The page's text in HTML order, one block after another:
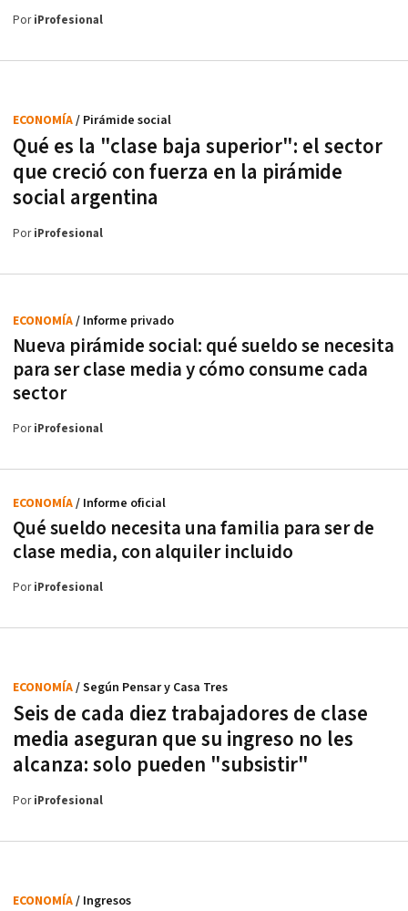
PoriProfesional
Qué es la "clase baja superior": el sector
que creció con fuerza en la pirámide
social argentina
ECONOMÍA/ Pirámide social
PoriProfesional
Nueva pirámide social: qué sueldo se necesita
para ser clase media y cómo consume cada
sector
ECONOMÍA/ Informe privado
PoriProfesional
Qué sueldo necesita una familia para ser de
clase media, con alquiler incluido
ECONOMÍA/ Informe oficial
PoriProfesional
Seis de cada diez trabajadores de clase
media aseguran que su ingreso no les
alcanza: solo pueden "subsistir"
ECONOMÍA/ Según Pensar y Casa Tres
PoriProfesional
ECONOMÍA/ Ingresos